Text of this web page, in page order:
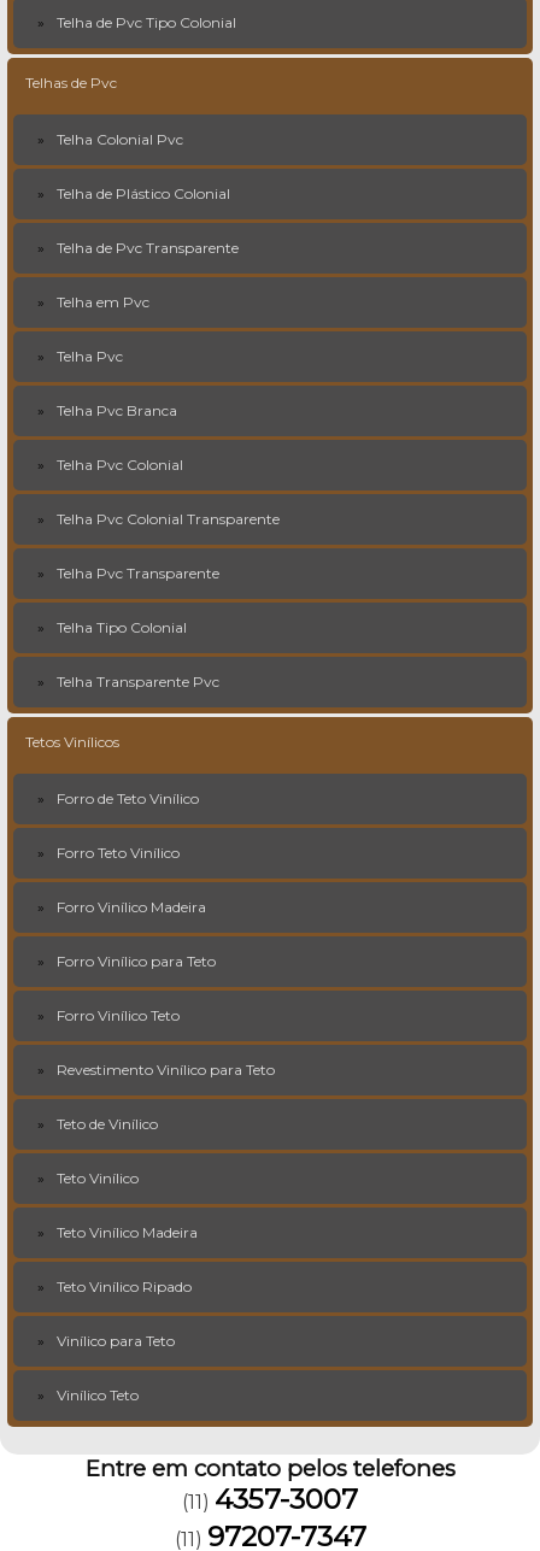
Telha de Pvc Tipo Colonial
Telhas de Pvc
Telha Colonial Pvc
Telha de Plástico Colonial
Telha de Pvc Transparente
Telha em Pvc
Telha Pvc
Telha Pvc Branca
Telha Pvc Colonial
Telha Pvc Colonial Transparente
Telha Pvc Transparente
Telha Tipo Colonial
Telha Transparente Pvc
Tetos Vinílicos
Forro de Teto Vinílico
Forro Teto Vinílico
Forro Vinílico Madeira
Forro Vinílico para Teto
Forro Vinílico Teto
Revestimento Vinílico para Teto
Teto de Vinílico
Teto Vinílico
Teto Vinílico Madeira
Teto Vinílico Ripado
Vinílico para Teto
Vinílico Teto
Entre em contato pelos telefones
(11) 4357-3007
(11) 97207-7347